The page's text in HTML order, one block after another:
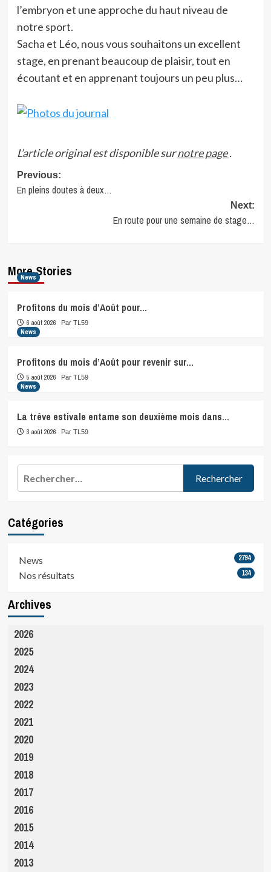
l’embryon et une approche du haut niveau de
notre sport.
Sacha et Léo, nous vous souhaitons un excellent
stage, en prenant beaucoup de plaisir, tout en
écoutant et en apprenant toujours un peu plus…
L’article original est disponible surnotre page.
Post
navigation
Previous:
En pleins doutes à deux…
Next:
En route pour une semaine de stage…
More Stories
News
Profitons du mois d’Août pour…
6 août 2026 Par TL59
News
Profitons du mois d’Août pour revenir sur…
5 août 2026 Par TL59
News
La trêve estivale entame son deuxième mois dans…
3 août 2026 Par TL59
Catégories
News 2794
Nos résultats 134
Archives
2026
2025
2024
2023
2022
2021
2020
2019
2018
2017
2016
2015
2014
2013